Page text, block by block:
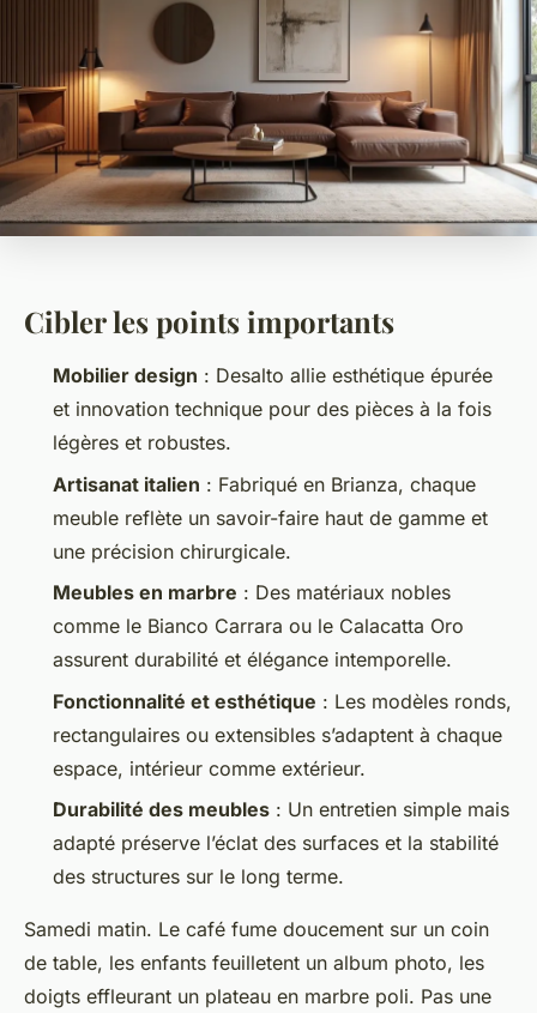
Cibler les points importants
Mobilier design : Desalto allie esthétique épurée
et innovation technique pour des pièces à la fois
légères et robustes.
Artisanat italien : Fabriqué en Brianza, chaque
meuble reflète un savoir-faire haut de gamme et
une précision chirurgicale.
Meubles en marbre : Des matériaux nobles
comme le Bianco Carrara ou le Calacatta Oro
assurent durabilité et élégance intemporelle.
Fonctionnalité et esthétique : Les modèles ronds,
rectangulaires ou extensibles s’adaptent à chaque
espace, intérieur comme extérieur.
Durabilité des meubles : Un entretien simple mais
adapté préserve l’éclat des surfaces et la stabilité
des structures sur le long terme.
Samedi matin. Le café fume doucement sur un coin
de table, les enfants feuilletent un album photo, les
doigts effleurant un plateau en marbre poli. Pas une